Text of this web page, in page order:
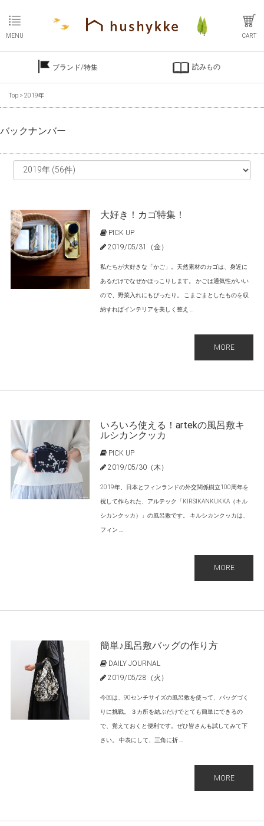
MENU CART
ブランド/特集 読みもの
Top > 2019年
バックナンバー
大好き！カゴ特集！
PICK UP
2019/05/31（金）
私たちが大好きな「かご」。天然素材のカゴは、身近に
あるだけでなぜかほっこりします。 かごは通気性がいい
ので、野菜入れにもぴったり。 こまごまとしたものを収
納すればインテリアを美しく整え ...
MORE
いろいろ使える！artekの風呂敷キ
ルシカンクッカ
PICK UP
2019/05/30（木）
2019年、日本とフィンランドの外交関係樹立100周年を
祝して作られた、アルテック「KIRSIKANKUKKA（キル
シカンクッカ）」の風呂敷です。 キルシカンクッカは、
フィン ...
MORE
簡単♪風呂敷バッグの作り方
DAILY JOURNAL
2019/05/28（火）
今回は、90センチサイズの風呂敷を使って、バッグづく
りに挑戦。 ３カ所を結ぶだけでとても簡単にできるの
で、覚えておくと便利です。ぜひ皆さんも試してみて下
さい。 中表にして、三角に折 ...
MORE